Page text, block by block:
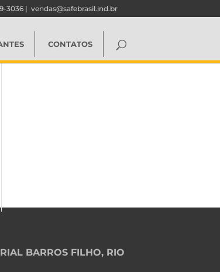
3036 | vendas@safebrasil.ind.br
CONTATOS
BARROS FILHO, RIO